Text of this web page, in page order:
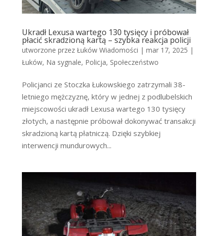
Ukradł Lexusa wartego 130 tysięcy i próbował
płacić skradzioną kartą – szybka reakcja policji
utworzone przez Łuków Wiadomości | mar 17, 2025 |
Łuków, Na sygnale, Policja, Społeczeństwo
Policjanci ze Stoczka Łukowskiego zatrzymali 38-
letniego mężczyznę, który w jednej z podlubelskich
miejscowości ukradł Lexusa wartego 130 tysięcy
złotych, a następnie próbował dokonywać transakcji
skradzioną kartą płatniczą. Dzięki szybkiej
interwencji mundurowych...